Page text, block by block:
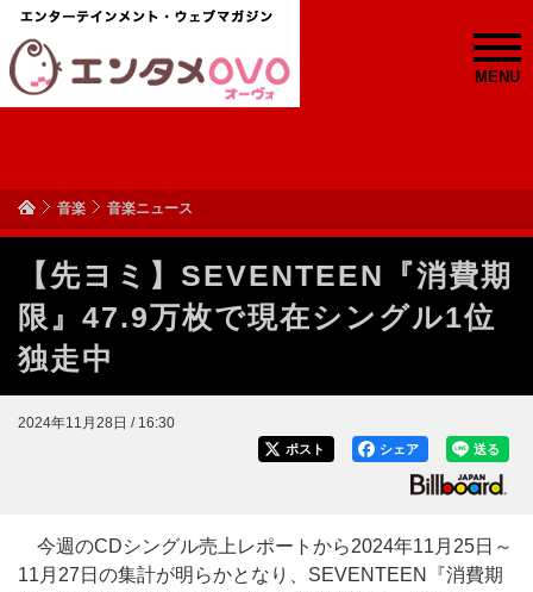
MENU
音楽 音楽ニュース
【先ヨミ】SEVENTEEN『消費期
限』47.9万枚で現在シングル1位
独走中
2024年11月28日 / 16:30
送る
シェア
ポスト
今週のCDシングル売上レポートから2024年11月25日～
11月27日の集計が明らかとなり、SEVENTEEN『消費期